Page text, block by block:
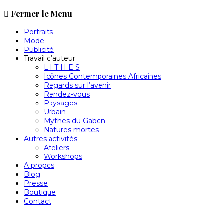
Passer
contenu
Fermer le Menu
Portraits
Mode
Publicité
Travail d’auteur
L I T H E S
Icônes Contemporaines Africaines
Regards sur l’avenir
Rendez-vous
Paysages
Urbain
Mythes du Gabon
Natures mortes
Autres activités
Ateliers
Workshops
A propos
Blog
Presse
Boutique
Contact